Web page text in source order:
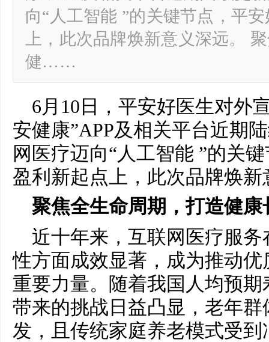
向“人工智能 ”的关键节点，平
上，此次品牌焕新意义深远。
健……
6月10日，平安好医生对外
安健康”APP及相关平台近期
网医疗迈向“人工智能 ”的关
盈利新起点上，此次品牌焕新
聚焦全生命周期，打造健康
近十年来，互联网医疗服
性方面成效显著，成为推动
重要力量。随着我国人均预
带来的挑战日益凸显，老年
发，且传统家庭养老模式受